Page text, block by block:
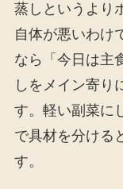
蒸しというより
自体が悪いわけ
なら「今日は主
しをメイン寄り
す。軽い副菜に
で具材を分ける
す。